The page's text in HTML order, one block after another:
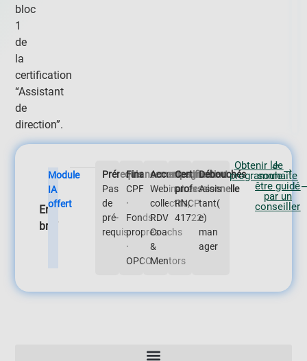
bloc
1
de
la
certification
“Assistant
de
direction”.
En
bref
Module
IA
offert
Prérequis
Pas
de
pré-
requis
Financement
CPF
·
Fonds
propres
·
OPCO
Accompagnement
Webinaires
collectifs,
RDV
Coachs
&
Mentors
Certification
professionnelle
RNCP
41722
Débouchés
Assis
tant(
e)
man
ager
Obtenir le
programme
Je
souhaite
être guidé
par un
conseiller